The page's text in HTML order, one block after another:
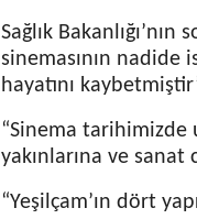
Sağlık
sinemasının
hayatını
“Sinema tarihimizde
yakınlarına ve sanat
“Yeşilçam’ın dört